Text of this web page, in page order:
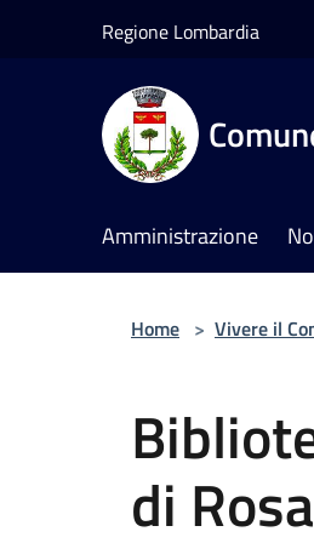
Regione Lombardia
Amministrazione
Home > Vivere il
di